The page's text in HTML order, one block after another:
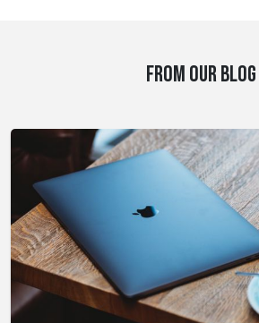
FROM OUR BLOG